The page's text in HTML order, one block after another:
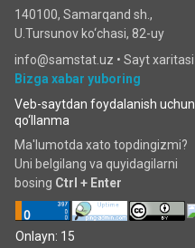
140100, Samarqand sh.,
U.Tursunov ko‘chаsi, 82-uy
info@samstat.uz • Sayt xaritasi
Bizga xabar yuboring
Veb-saytdan foydalanish uchun
qo‘llanma
Ma'lumotda xato topdingizmi?
Uni belgilang va quyidagilarni
bosing Ctrl + Enter
Onlayn: 15